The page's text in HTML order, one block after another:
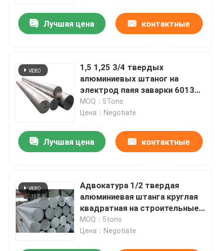
Лучшая цена контактные
1,5 1,25 3/4 твердых
алюминиевых штаног на
электрод паяя заварки 6013
7075 6061 T6
MOQ：5Tons
Цена：Negotiate
Лучшая цена контактные
Адвокатура 1/2 твердая
алюминиевая штанга круглая
квадратная на строительные
промышленности
судостроения 5052 5086
MOQ：5tons
Цена：Negotiate